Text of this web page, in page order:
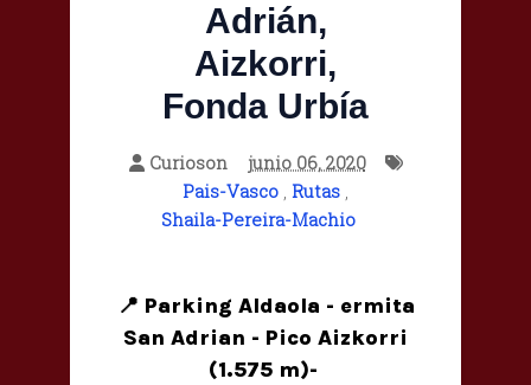
Adrián,
Aizkorri,
Fonda Urbía
Curioson
junio 06, 2020
Pais-Vasco , Rutas ,
Shaila-Pereira-Machio
📍 Parking Aldaola - ermita
San Adrian - Pico Aizkorri
(1.575 m)-